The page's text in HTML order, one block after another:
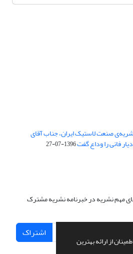
از ارائه بهترین
صنعت لاستیک ایران، جناب آقای
فانی را وداع گفت1396-07-27
مهم نشریه در خبرنامه نشریه مشترک
اشتراک